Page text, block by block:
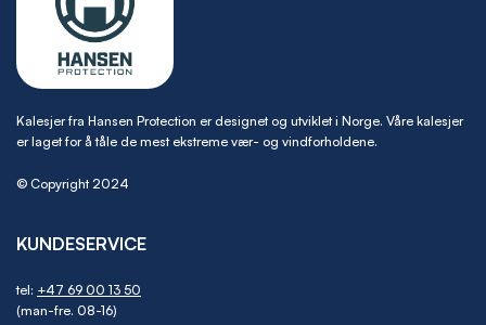
Kalesjer fra Hansen Protection er designet og utviklet i Norge. Våre kalesjer
er laget for å tåle de mest ekstreme vær- og vindforholdene.
© Copyright 2024
KUNDESERVICE
tel: +47 69 00 13 50
(man-fre. 08-16)